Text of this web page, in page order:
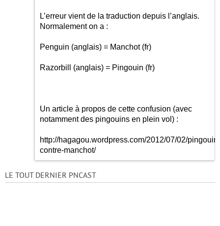
L’erreur vient de la traduction depuis l’anglais.
Normalement on a :
Penguin (anglais) = Manchot (fr)
Razorbill (anglais) = Pingouin (fr)
Un article à propos de cette confusion (avec
notamment des pingouins en plein vol) :
http://hagagou.wordpress.com/2012/07/02/pingouin-
contre-manchot/
LE TOUT DERNIER PNCAST